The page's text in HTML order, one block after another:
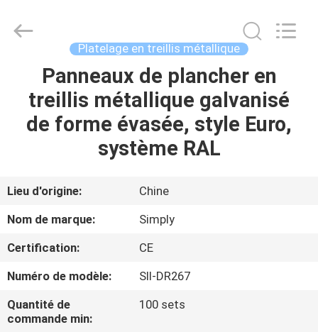
MAISON
PRODUITS
SUJET
DE
NOUS
VISITE
D'USINE
Platelage en treillis métallique
Panneaux de plancher en
treillis métallique galvanisé
de forme évasée, style Euro,
système RAL
Lieu d'origine:
Chine
Nom de marque:
Simply
Certification:
CE
Numéro de modèle:
SII-DR267
Quantité de
commande min:
100 sets